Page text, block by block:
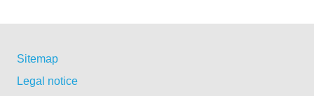
Sitemap
Legal notice